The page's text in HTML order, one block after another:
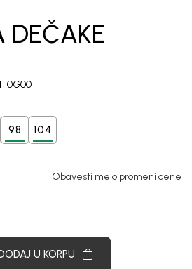
DEČAKE
98 104
Obavesti me o promeni cene
U KORPU